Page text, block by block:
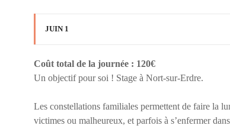
JUIN 1
Coût total de la journée : 120€
Un objectif pour soi ! Stage à Nort-sur-Erdre.
Les constellations familiales permettent de faire la
victimes ou malheureux, et parfois à s’enfermer